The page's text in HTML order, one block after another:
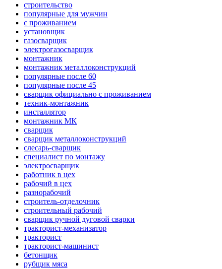
строительство
популярные для мужчин
с проживанием
установщик
газосварщик
электрогазосварщик
монтажник
монтажник металлоконструкций
популярные после 60
популярные после 45
сварщик официально с проживанием
техник-монтажник
инсталлятор
монтажник МК
сварщик
сварщик металлоконструкций
слесарь-сварщик
специалист по монтажу
электросварщик
работник в цех
рабочий в цех
разнорабочий
строитель-отделочник
строительный рабочий
сварщик ручной дуговой сварки
тракторист-механизатор
тракторист
тракторист-машинист
бетонщик
рубщик мяса